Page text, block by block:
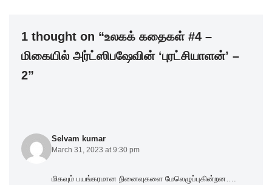
o
k
p
1 thought on “உலகக் கதைகள் #4 –
மிகையில் அர்ட்ஸிபஷேவின் ‘புரட்சியாளன்’ –
2”
Selvam kumar
March 31, 2023 at 9:30 pm
மிகவும் பயங்கரமான நினைவுகளை மேலெழுப்புகின்றன….